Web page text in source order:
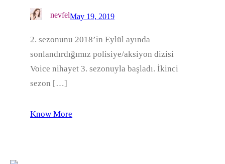
nevfelMay 19, 2019
2. sezonunu 2018’in Eylül ayında
sonlandırdığımız polisiye/aksiyon dizisi
Voice nihayet 3. sezonuyla başladı. İkinci
sezon […]
Know More